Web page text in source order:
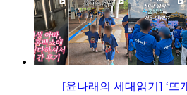
[윤나래의 세대읽기] ‘뜨